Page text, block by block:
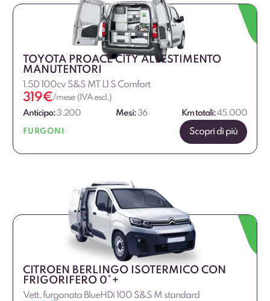
Alimentazione
Dimensione
Allestimento
Fascia di prezzo
TOYOTA PROACE CITY ALLESTIMENTO
MANUTENTORI
1.5D 100cv S&S MT L1 S Comfort
319€/mese (IVA escl.)
Anticipo:3.200 Mesi:36 Km totali:45.000
FURGONI Scopri di più
CITROEN BERLINGO ISOTERMICO CON
FRIGORIFERO 0°+
Vett. furgonata BlueHDi 100 S&S M standard